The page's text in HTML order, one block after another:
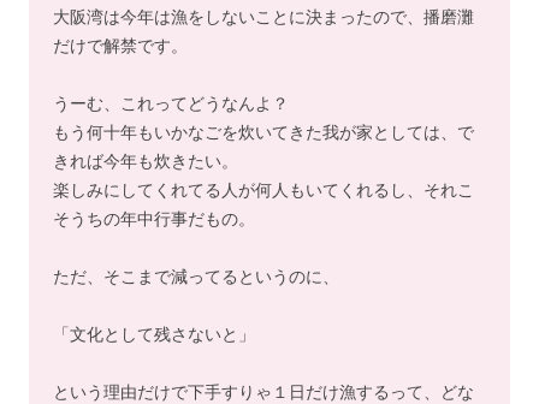
大阪湾は今年は漁をしないことに決まったので、播磨灘
だけで解禁です。
うーむ、これってどうなんよ？
もう何十年もいかなごを炊いてきた我が家としては、で
きれば今年も炊きたい。
楽しみにしてくれてる人が何人もいてくれるし、それこ
そうちの年中行事だもの。
ただ、そこまで減ってるというのに、
「文化として残さないと」
という理由だけで下手すりゃ１日だけ漁するって、どな